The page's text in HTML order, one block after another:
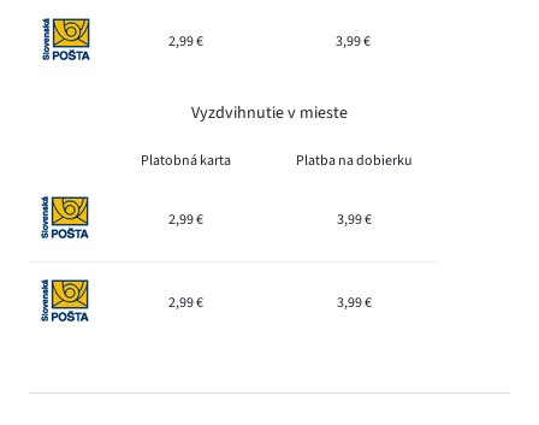
2,99 € 3,99 €
Vyzdvihnutie v mieste
Platobná karta Platba na dobierku
2,99 € 3,99 €
2,99 € 3,99 €